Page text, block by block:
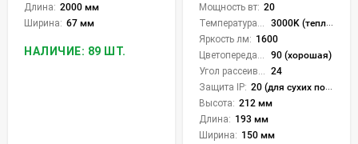
Длина: 2000 мм
Ширина: 67 мм
НАЛИЧИЕ: 89 ШТ.
Мощность вт: 20
3000K (теплый)
Яркость лм: 1600
90 (хорошая)
24
Защита IP: 20 (для сухих пом.)
Высота: 212 мм
Длина: 193 мм
Ширина: 150 мм